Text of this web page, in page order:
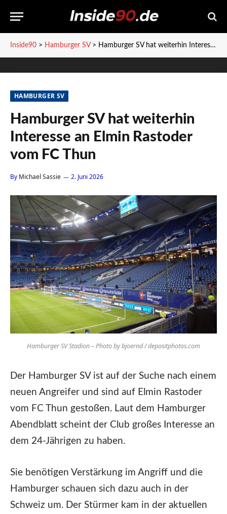
Inside90 > Hamburger SV> Hamburger SV hat weiterhin Interesse an Elmin Rastoder vom FC Thun
HAMBURGER SV
Hamburger SV hat weiterhin
Interesse an Elmin Rastoder
vom FC Thun
By Michael Sassie 2. Juni 2026
Hamburger SV Stadion – Photo by bjoernd / depositphotos.com
Der Hamburger SV ist auf der Suche nach einem
neuen Angreifer und sind auf Elmin Rastoder
vom FC Thun gestoßen. Laut dem Hamburger
Abendblatt scheint der Club großes Interesse an
dem 24-Jährigen zu haben.
Sie benötigen Verstärkung im Angriff und die
Hamburger schauen sich dazu auch in der
Schweiz um. Der Stürmer kam in der aktuellen